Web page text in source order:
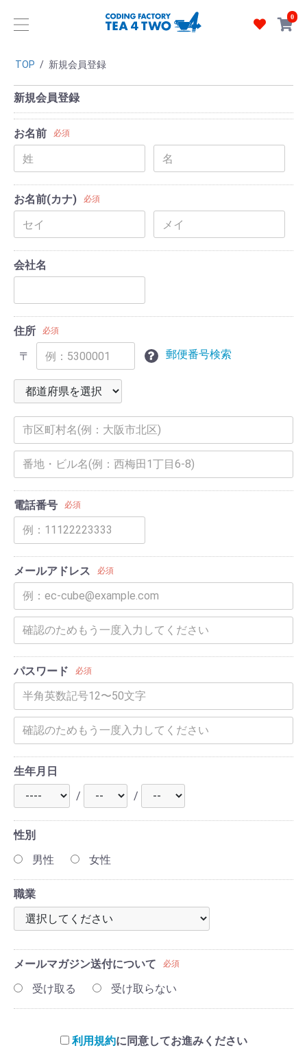
0
TOP / 新規会員登録
新規会員登録
お名前 必須
お名前(カナ) 必須
会社名
住所 必須
〒 郵便番号検索
電話番号 必須
メールアドレス 必須
パスワード 必須
生年月日
/
/
性別
男性
女性
職業
メールマガジン送付について 必須
受け取る 受け取らない
利用規約に同意してお進みください